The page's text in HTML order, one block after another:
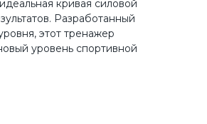
кривая силовой
Разработанный
этот тренажер
уровень спортивной